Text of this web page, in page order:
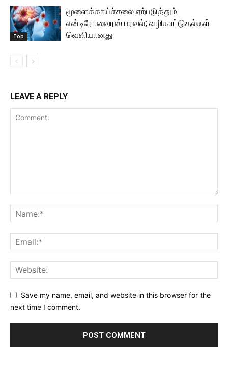
Top
மூளைக்காய்ச்சலை ஏற்படுத்தும்
என்டிரோவைரஸ் பரவல்; வழிகாட்டுதல்கள்
வெளியானது
LEAVE A REPLY
Save my name, email, and website in this browser for the
next time I comment.